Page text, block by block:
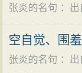
张炎的名句 ：
空自觉、围
张炎的名句 ：